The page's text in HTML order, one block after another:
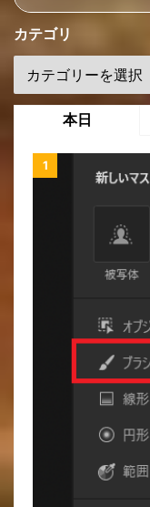
カテゴリ
本日